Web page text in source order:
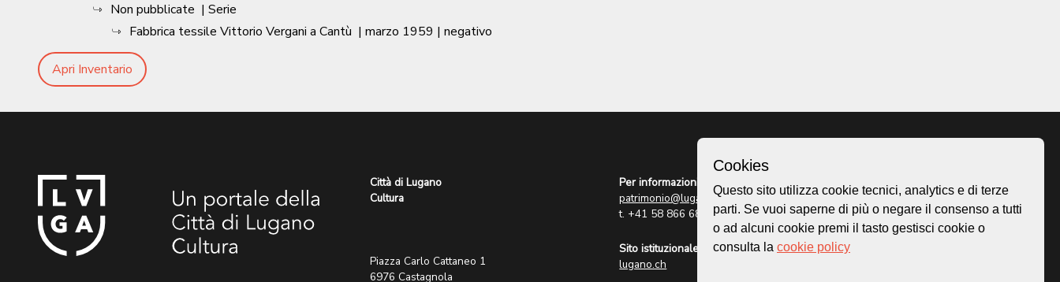
Non pubblicate | Serie
Fabbrica tessile Vittorio Vergani a Cantù | marzo 1959 | negativo
Apri Inventario
Città di Lugano
Cultura
Piazza Carlo Cattaneo 1
6976 Castagnola
Per informazioni:
patrimonio@lugano.ch
t. +41 58 866 68 50
Sito istituzionale:
lugano.ch
Homepage
Mappa
Storie
Cookies
Questo sito utilizza cookie tecnici, analytics e di terze
parti. Se vuoi saperne di più o negare il consenso a tutti
o ad alcuni cookie premi il tasto gestisci cookie o
consulta la cookie policy